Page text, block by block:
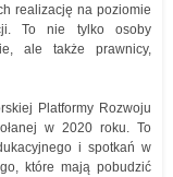
realizację na poziomie
To nie tylko osoby
ale także prawnicy,
Platformy Rozwoju
w 2020 roku. To
i spotkań w
które mają pobudzić